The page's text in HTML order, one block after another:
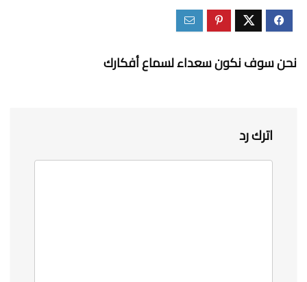
نحن سوف نكون سعداء لسماع أفكارك
اترك رد